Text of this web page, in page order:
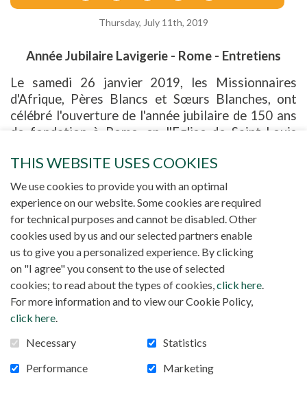
Thursday, July 11th, 2019
Année Jubilaire Lavigerie - Rome - Entretiens
Le samedi 26 janvier 2019, les Missionnaires
d'Afrique, Pères Blancs et Sœurs Blanches, ont
célébré l'ouverture de l'année jubilaire de 150 ans
de fondation à Rome, en l'Eglise de Saint-Louis
fondateur Charles Martial Allemand Lavigerie.
Cette vidéo contient des entretiens avec 8
personnes. A ne pas rater, l'entretien avec Sr
Carmen Sammut (en français avec sous-titres
anglais) à 7:41 et l'entretien avec le Père Stan
Lubungo (en français avec sous-titres anglais) à
15:31.
THIS WEBSITE USES COOKIES
We use cookies to provide you with an optimal
experience on our website. Some cookies are required
for technical purposes and cannot be disabled. Other
cookies used by us and our selected partners enable
us to give you a personalized experience. By clicking
on "I agree" you consent to the use of selected
cookies; to read about the types of cookies,click here.
For more information and to view our Cookie Policy,
click here.
Necessary
Statistics
Performance
Marketing